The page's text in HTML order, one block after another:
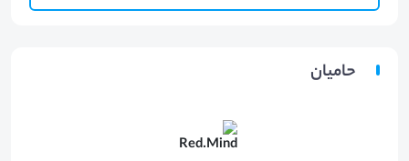
حامیان